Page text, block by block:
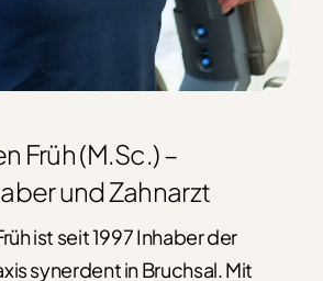
Früh (M.Sc.) –
und Zahnarzt
ist seit 1997 Inhaber der
synerdent in Bruchsal. Mit